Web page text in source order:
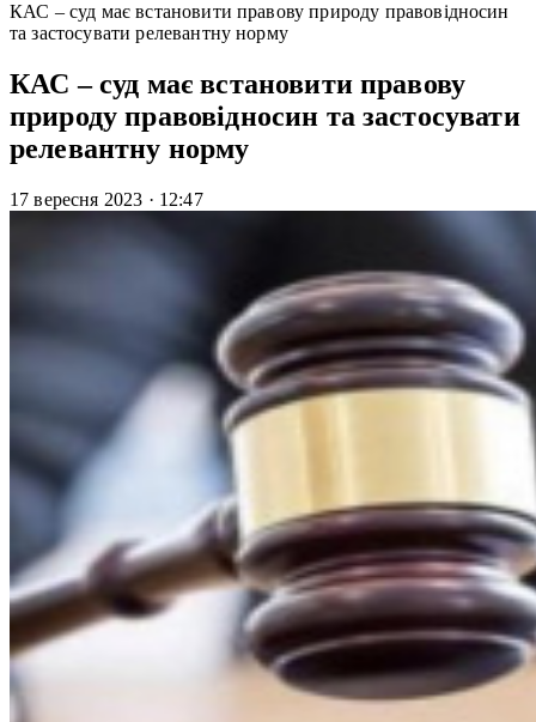
КАС – суд має встановити правову природу правовідносин
та застосувати релевантну норму
КАС – суд має встановити правову
природу правовідносин та застосувати
релевантну норму
17 вересня 2023 · 12:47